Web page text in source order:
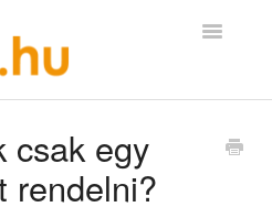
Toggle
csak egy
rendelni?